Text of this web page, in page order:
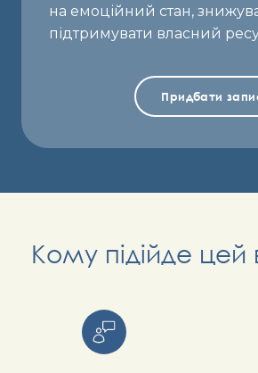
на емоційний стан,
підтримувати власний
Придбати
Кому підійде цей